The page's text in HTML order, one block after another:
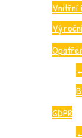
Vnitřní
GDPR